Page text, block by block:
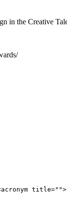
in the Creative
title="">